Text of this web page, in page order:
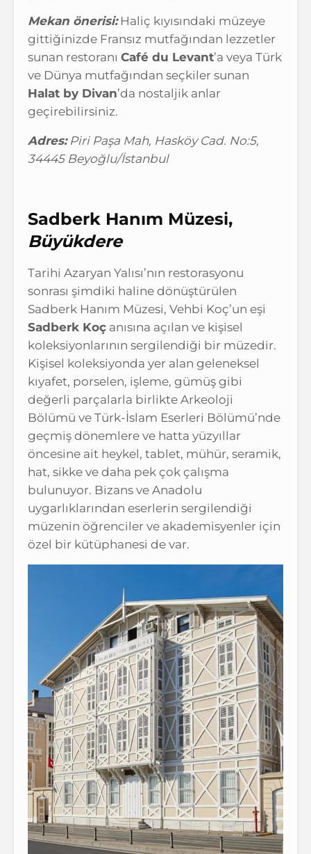
Mekan önerisi:Haliç kıyısındaki müzeye
gittiğinizde Fransız mutfağından lezzetler
sunan restoranı Café du Levant’a veya Türk
ve Dünya mutfağından seçkiler sunan
Halat by Divan’da nostaljik anlar
geçirebilirsiniz.
Adres:Piri Paşa Mah, Hasköy Cad. No:5,
34445 Beyoğlu/İstanbul
Sadberk Hanım Müzesi,
Büyükdere
Tarihi Azaryan Yalısı’nın restorasyonu
sonrası şimdiki haline dönüştürülen
Sadberk Hanım Müzesi, Vehbi Koç’un eşi
Sadberk Koç anısına açılan ve kişisel
koleksiyonlarının sergilendiği bir müzedir.
Kişisel koleksiyonda yer alan geleneksel
kıyafet, porselen, işleme, gümüş gibi
değerli parçalarla birlikte Arkeoloji
Bölümü ve Türk-İslam Eserleri Bölümü’nde
geçmiş dönemlere ve hatta yüzyıllar
öncesine ait heykel, tablet, mühür, seramik,
hat, sikke ve daha pek çok çalışma
bulunuyor. Bizans ve Anadolu
uygarlıklarından eserlerin sergilendiği
müzenin öğrenciler ve akademisyenler için
özel bir kütüphanesi de var.